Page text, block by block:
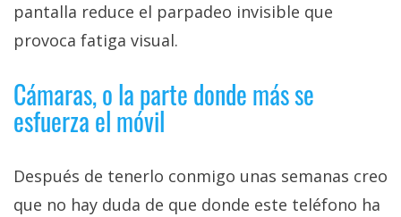
pantalla reduce el parpadeo invisible que
provoca fatiga visual.
Cámaras, o la parte donde más se
esfuerza el móvil
Después de tenerlo conmigo unas semanas creo
que no hay duda de que donde este teléfono ha